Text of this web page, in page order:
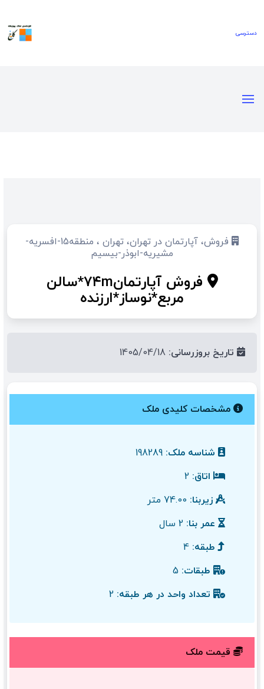
دسترسی‌
فروش، آپارتمان در تهران، تهران ، منطقه15-افسریه-
مشیریه-ابوذر-بیسیم
فروش آپارتمان۷۴m*سالن
مربع*نوساز*ارزنده
تاریخ بروزرسانی:
مشخصات کلیدی ملک
شناسه ملک:
اتاق:
زیربنا:
عمر بنا:
طبقه:
طبقات:
تعداد واحد در هر طبقه:
قیمت ملک